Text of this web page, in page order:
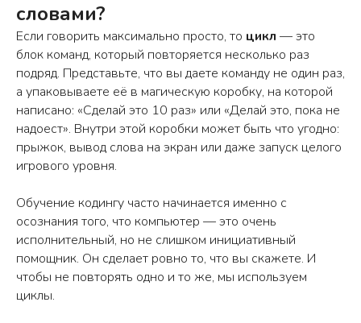
словами?
Если говорить максимально просто, то цикл — это
блок команд, который повторяется несколько раз
подряд. Представьте, что вы даете команду не один раз,
а упаковываете её в магическую коробку, на которой
написано: «Сделай это 10 раз» или «Делай это, пока не
надоест». Внутри этой коробки может быть что угодно:
прыжок, вывод слова на экран или даже запуск целого
игрового уровня.
Обучение кодингу часто начинается именно с
осознания того, что компьютер — это очень
исполнительный, но не слишком инициативный
помощник. Он сделает ровно то, что вы скажете. И
чтобы не повторять одно и то же, мы используем
циклы.